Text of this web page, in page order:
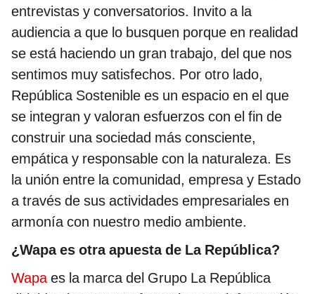
entrevistas y conversatorios. Invito a la
audiencia a que lo busquen porque en realidad
se está haciendo un gran trabajo, del que nos
sentimos muy satisfechos. Por otro lado,
República Sostenible es un espacio en el que
se integran y valoran esfuerzos con el fin de
construir una sociedad más consciente,
empática y responsable con la naturaleza. Es
la unión entre la comunidad, empresa y Estado
a través de sus actividades empresariales en
armonía con nuestro medio ambiente.
¿Wapa es otra apuesta de La República?
Wapaes la marca del Grupo La República